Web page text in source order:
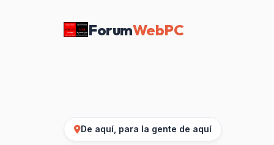
ForumWebPC
De aquí, para la gente de aquí